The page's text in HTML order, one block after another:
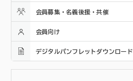
会員募集・名義後援・共催
会員向け
デジタルパンフレットダウンロード